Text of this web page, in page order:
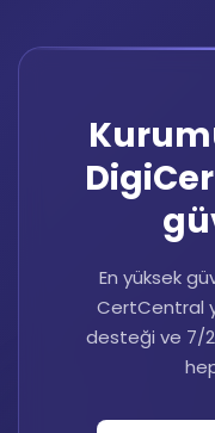
En yüksek
CertCentral
desteği ve 7/